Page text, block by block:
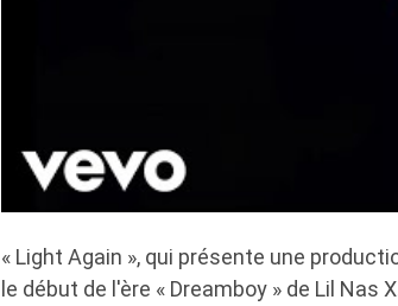
« Light Again », qui présente une
le début de l'ère « Dreamboy » de Lil Nas